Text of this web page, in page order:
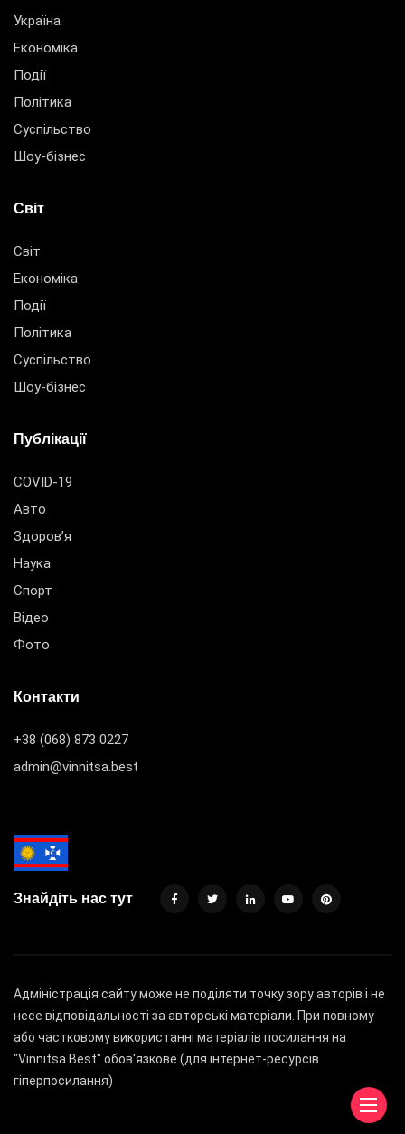
Україна
Економіка
Події
Політика
Суспільство
Шоу-бізнес
Світ
Світ
Економіка
Події
Політика
Суспільство
Шоу-бізнес
Публікації
COVID-19
Авто
Здоров’я
Наука
Спорт
Відео
Фото
Контакти
+38 (068) 873 0227
admin@vinnitsa.best
Знайдіть нас тут
Адміністрація сайту може не поділяти точку зору авторів і не
несе відповідальності за авторські матеріали. При повному
або частковому використанні матеріалів посилання на
"Vinnitsa.Best" обов'язкове (для інтернет-ресурсів
гіперпосилання)